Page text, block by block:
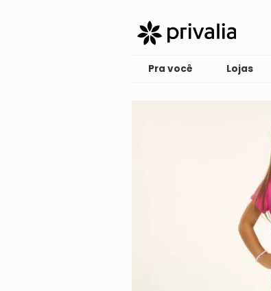
Pra você Lojas